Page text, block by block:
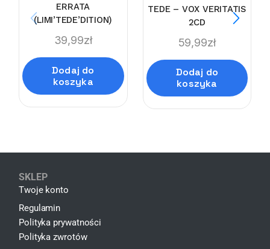
ERRATA
(LIMI’TEDE’DITION)
39,99zł
Dodaj do
koszyka
TEDE – VOX VERITATIS
2CD
59,99zł
Dodaj do
koszyka
SKLEP
Twoje konto
Regulamin
Polityka prywatności
Polityka zwrotów